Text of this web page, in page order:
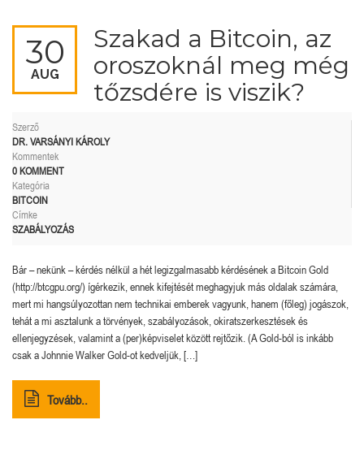
30
AUG
Szakad a Bitcoin, az
oroszoknál meg még
tőzsdére is viszik?
Szerző
DR. VARSÁNYI KÁROLY
Kommentek
0 KOMMENT
Kategória
BITCOIN
Címke
SZABÁLYOZÁS
Bár – nekünk – kérdés nélkül a hét legizgalmasabb kérdésének a Bitcoin Gold
(http://btcgpu.org/) ígérkezik, ennek kifejtését meghagyjuk más oldalak számára,
mert mi hangsúlyozottan nem technikai emberek vagyunk, hanem (főleg) jogászok,
tehát a mi asztalunk a törvények, szabályozások, okiratszerkesztések és
ellenjegyzések, valamint a (per)képviselet között rejtőzik. (A Gold-ból is inkább
csak a Johnnie Walker Gold-ot kedveljük, […]
Tovább..